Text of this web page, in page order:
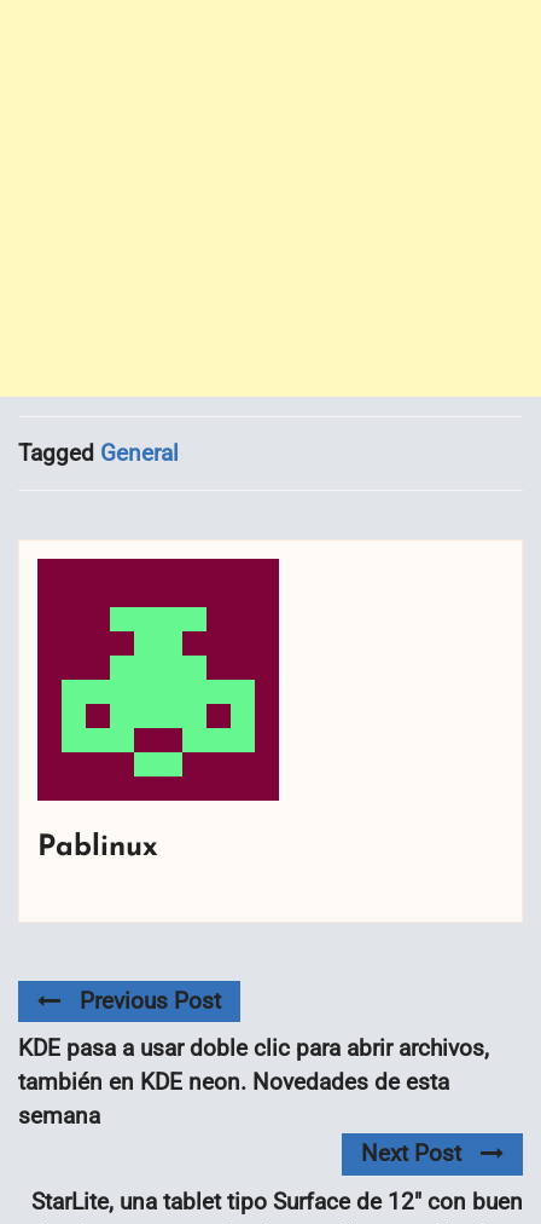
Tagged General
Pablinux
Previous Post
KDE pasa a usar doble clic para abrir archivos,
también en KDE neon. Novedades de esta
semana
Next Post
StarLite, una tablet tipo Surface de 12″ con buen